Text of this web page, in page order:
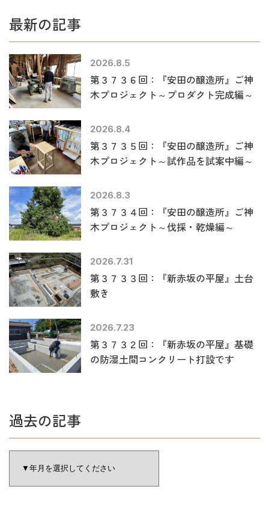
最新の記事
2026.8.5
第３７３６回：『安田の醸造所』ご神
木プロジェクト～プロダクト完成編～
2026.8.4
第３７３５回：『安田の醸造所』ご神
木プロジェクト～試作品を試案中編～
2026.8.3
第３７３４回：『安田の醸造所』ご神
木プロジェクト～伐採・乾燥編～
2026.7.31
第３７３３回：『新赤坂の平屋』土台
敷き
2026.7.23
第３７３２回：『新赤坂の平屋』基礎
の防湿土間コンクリート打設です
過去の記事